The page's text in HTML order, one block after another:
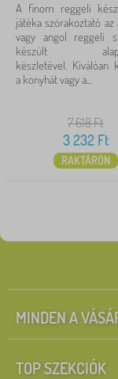
A finom reggeli
játéka szórakoztató
vagy angol reggeli
készült
készletével. Kiválóan
a konyhát vagy a...
7 618Ft
3 232Ft
RAKTÁRON
MINDEN A
TOP SZEKCIÓK